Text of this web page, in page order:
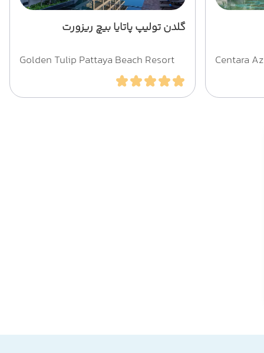
Centara
گلدن تولیپ پاتایا بیچ ریزورت
Golden Tulip Pattaya Beach Resort